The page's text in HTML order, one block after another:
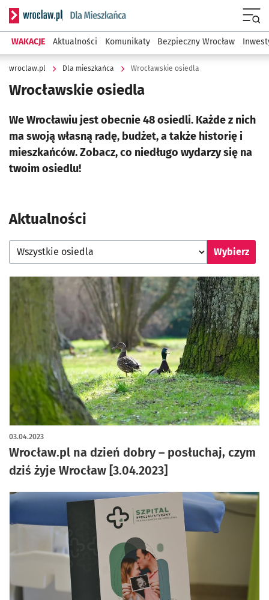
Serwis informacyjny wroclaw.pl podserwis: Dla mieszkańca
WAKACJE Aktualności Komunikaty Bezpieczny Wrocław
wroclaw.pl Dla mieszkańca Wrocławskie osiedla
Wrocławskie osiedla
We Wrocławiu jest obecnie 48 osiedli. Każde z nich
ma swoją własną radę, budżet, a także historię i
mieszkańców. Zobacz, co niedługo wydarzy się na
twoim osiedlu!
Aktualności
Wybierz osiedle Wybierz
Wrocław.pl na dzień dobry – posłuchaj, czym
dziś żyje Wrocław [3.04.2023]
03.04.2023